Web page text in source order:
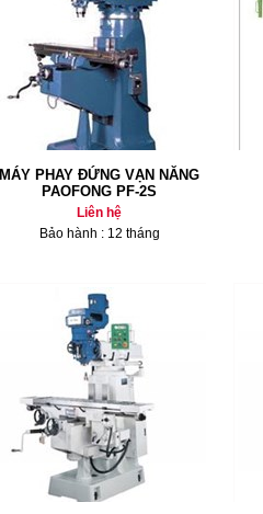
MÁY PHAY ĐỨNG VẠN NĂNG
PAOFONG PF-2S
Liên hệ
Bảo hành : 12 tháng